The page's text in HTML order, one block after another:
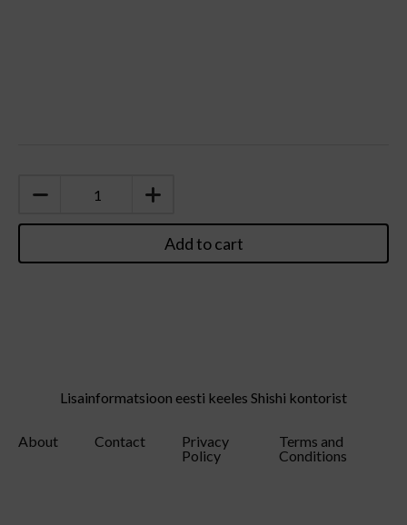
Add to cart
Lisainformatsioon eesti keeles Shishi kontorist
About Contact
Privacy
Policy
Terms and
Conditions